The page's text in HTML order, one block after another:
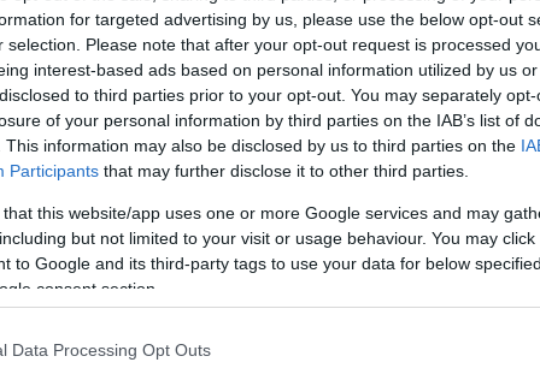
for targeted advertising by us, please use the below opt-out
selection. Please note that after your opt-out request is processed
interest-based ads based on personal information utilized by us
to third parties prior to your opt-out. You may separately
of your personal information by third parties on the IAB’s list of
This information may also be disclosed by us to third parties on the
Participants that may further disclose it to other third parties.
that this website/app uses one or more Google services and may
but not limited to your visit or usage behaviour. You may
to Google and its third-party tags to use your data for below
consent section.
Data Processing Opt Outs